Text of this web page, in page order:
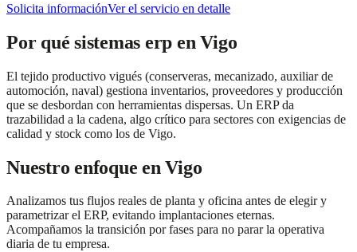
Solicita informaciónVer el servicio en detalle
Por quésistemas erp enVigo
El tejido productivo vigués (conserveras, mecanizado, auxiliar de
automoción, naval) gestiona inventarios, proveedores y producción
que se desbordan con herramientas dispersas. Un ERP da
trazabilidad a la cadena, algo crítico para sectores con exigencias de
calidad y stock como los de Vigo.
Nuestro enfoque enVigo
Analizamos tus flujos reales de planta y oficina antes de elegir y
parametrizar el ERP, evitando implantaciones eternas.
Acompañamos la transición por fases para no parar la operativa
diaria de tu empresa.